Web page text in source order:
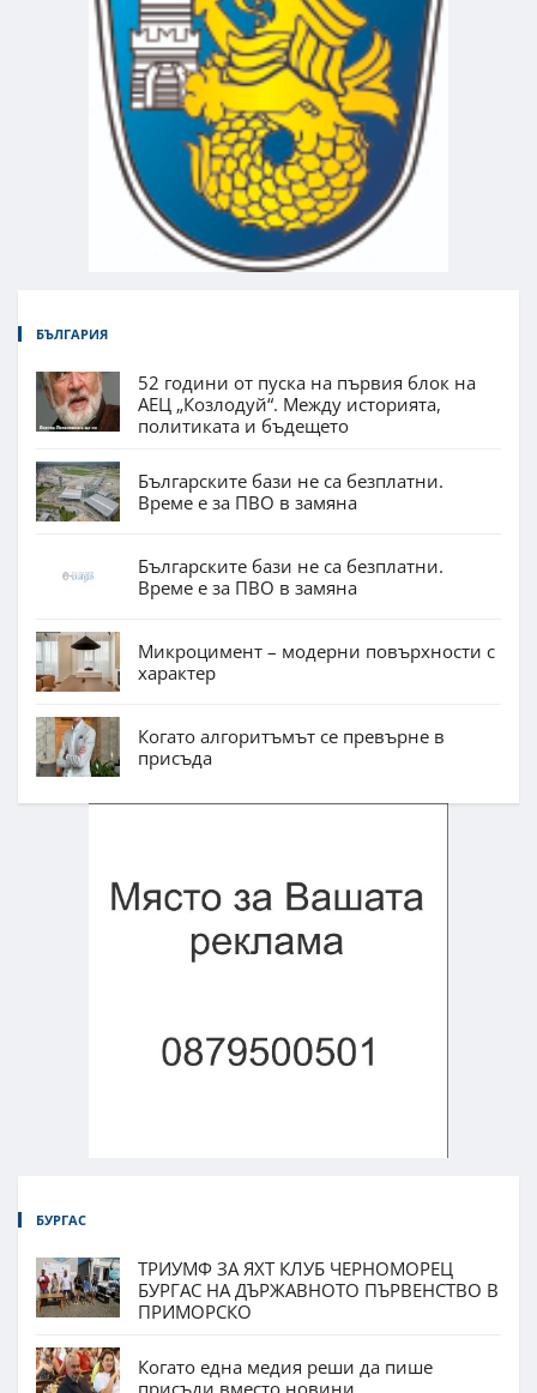
БЪЛГАРИЯ
52 години от пуска на първия блок на
АЕЦ „Козлодуй“. Между историята,
политиката и бъдещето
Българските бази не са безплатни.
Време е за ПВО в замяна
Българските бази не са безплатни.
Време е за ПВО в замяна
Микроцимент – модерни повърхности с
характер
Когато алгоритъмът се превърне в
присъда
БУРГАС
ТРИУМФ ЗА ЯХТ КЛУБ ЧЕРНОМОРЕЦ
БУРГАС НА ДЪРЖАВНОТО ПЪРВЕНСТВО В
ПРИМОРСКО
Когато една медия реши да пише